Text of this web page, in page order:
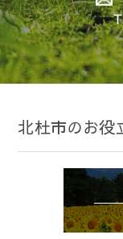
北杜市のお役